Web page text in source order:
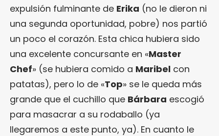
expulsión fulminante de Erika (no le dieron ni
una segunda oportunidad, pobre) nos partió
un poco el corazón. Esta chica hubiera sido
una excelente concursante en «Master
Chef» (se hubiera comido a Maribel con
patatas), pero lo de «Top» se le queda más
grande que el cuchillo que Bárbara escogió
para masacrar a su rodaballo (ya
llegaremos a este punto, ya). En cuanto le